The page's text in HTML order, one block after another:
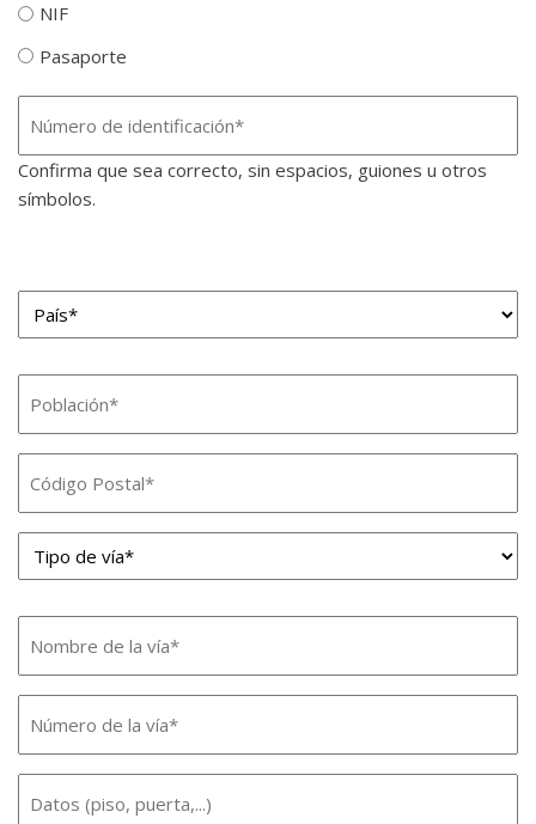
NIF
Pasaporte
Número
de
identificación
Confirma que sea correcto, sin espacios, guiones u otros
símbolos.
País*
Población
*
Código
Postal
Tipo
*
Nombre
de
la
vía
Número
de
laDatos